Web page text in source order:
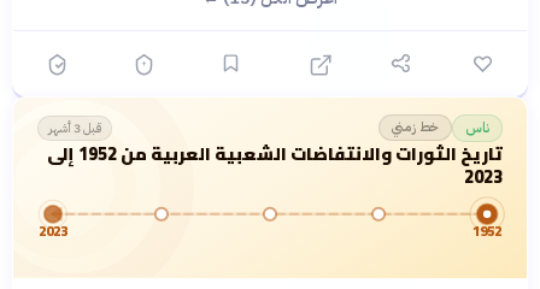
ناس خط زمني قبل 3 أشهر
تاريخ الثورات والانتفاضات الشعبية العربية من 1952 إلى
2023
1952
2023